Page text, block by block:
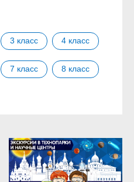
3 класс 4 класс
7 класс 8 класс